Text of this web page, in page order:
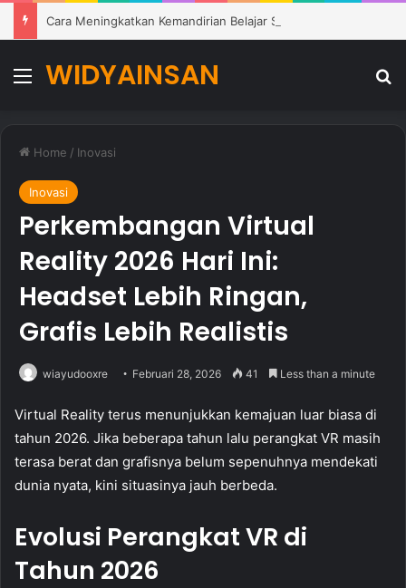
Menu
WIDYAINSAN
Home / Inovasi
Inovasi
Perkembangan Virtual
Reality 2026 Hari Ini:
Headset Lebih Ringan,
Grafis Lebih Realistis
wiayudooxre Februari 28, 2026 41 Less than a minute
Virtual Reality terus menunjukkan kemajuan luar biasa di
tahun 2026. Jika beberapa tahun lalu perangkat VR masih
terasa berat dan grafisnya belum sepenuhnya mendekati
dunia nyata, kini situasinya jauh berbeda.
Evolusi Perangkat VR di
Tahun 2026